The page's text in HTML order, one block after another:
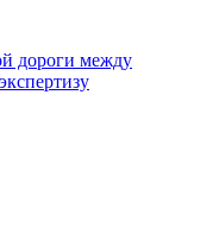
дороги между